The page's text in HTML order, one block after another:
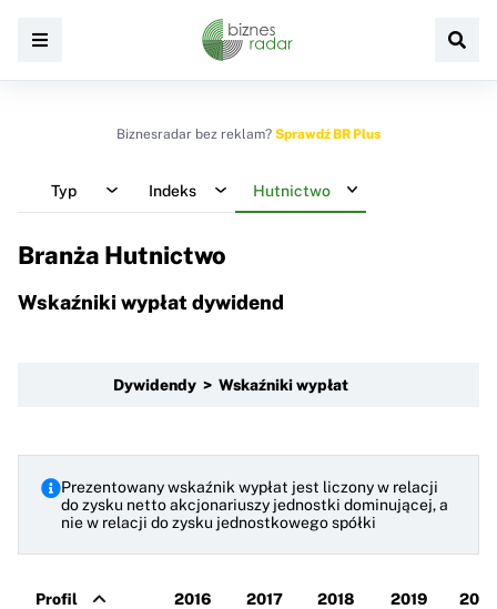
Biznesradar bez reklam? Sprawdź BR Plus
Typ Indeks Hutnictwo
Branża Hutnictwo
Wskaźniki wypłat dywidend
Dywidendy > Wskaźniki wypłat
Prezentowany wskaźnik wypłat jest liczony w relacji
do zysku netto akcjonariuszy jednostki dominującej, a
nie w relacji do zysku jednostkowego spółki
Profil 2016 2017 2018 2019